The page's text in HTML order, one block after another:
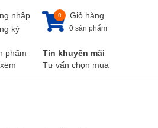
nhập
ký
Giỏ hàng
0
0 sản phẩm
phẩm
Tin khuyến mãi
Tư vấn chọn mua